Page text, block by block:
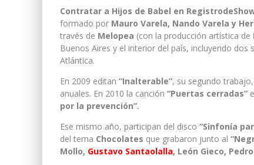
Contratar a Hijos de Babel en
formado por Mauro Varela, Nando Varela y
través de Melopea (con la producción artística de
Buenos Aires y el interior del país, incluyendo
Atlántica.
En 2009 editan “Inalterable”, su segundo
anuales. En 2010 la canción “Puertas cerradas”
por la prevención”.
Ese mismo año, participan del disco “Sinfonía
del tema Chocolates que grabaron junto al
Mollo, Gustavo Santaolalla, León Gieco,